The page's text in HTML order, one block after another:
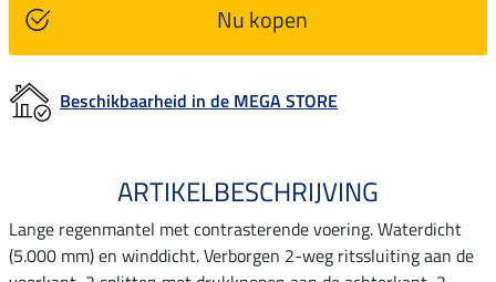
Nu kopen
Beschikbaarheid in de MEGA STORE
ARTIKELBESCHRIJVING
Lange regenmantel met contrasterende voering. Waterdicht
(5.000 mm) en winddicht. Verborgen 2-weg ritssluiting aan de